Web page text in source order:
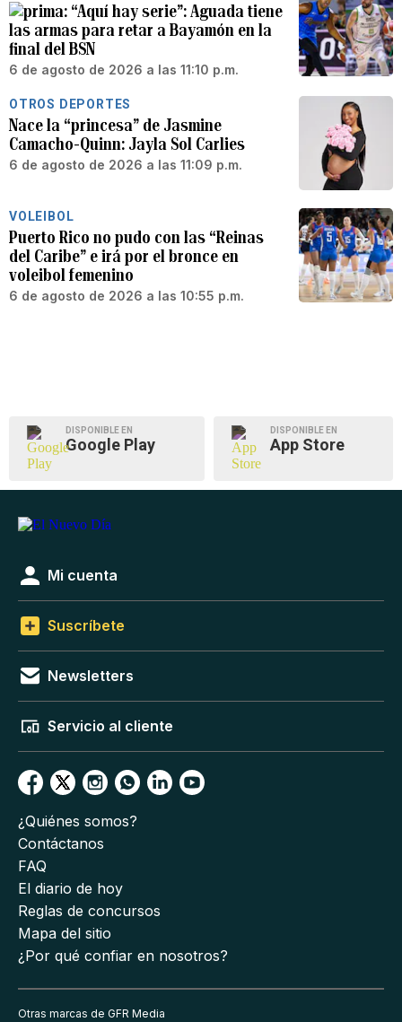
“Aquí hay serie”: Aguada tiene
las armas para retar a Bayamón en la
final del BSN
6 de agosto de 2026 a las 11:10 p.m.
OTROS DEPORTES
Nace la “princesa” de Jasmine
Camacho-Quinn: Jayla Sol Carlies
6 de agosto de 2026 a las 11:09 p.m.
VOLEIBOL
Puerto Rico no pudo con las “Reinas
del Caribe” e irá por el bronce en
voleibol femenino
6 de agosto de 2026 a las 10:55 p.m.
DISPONIBLE EN
Google Play
DISPONIBLE EN
App Store
Mi cuenta
Suscríbete
Newsletters
Servicio al cliente
¿Quiénes somos?
Contáctanos
FAQ
El diario de hoy
Reglas de concursos
Mapa del sitio
¿Por qué confiar en nosotros?
Otras marcas de GFR Media